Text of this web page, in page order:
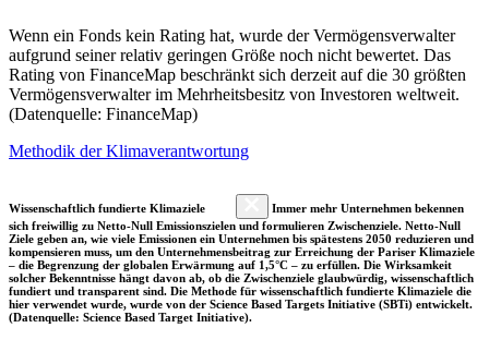
Wenn ein Fonds kein Rating hat, wurde der Vermögensverwalter
aufgrund seiner relativ geringen Größe noch nicht bewertet. Das
Rating von FinanceMap beschränkt sich derzeit auf die 30 größten
Vermögensverwalter im Mehrheitsbesitz von Investoren weltweit.
(Datenquelle: FinanceMap)
Methodik der Klimaverantwortung
Wissenschaftlich fundierte Klimaziele
Immer mehr Unternehmen bekennen
sich freiwillig zu Netto-Null Emissionszielen und formulieren Zwischenziele. Netto-Null
Ziele geben an, wie viele Emissionen ein Unternehmen bis spätestens 2050 reduzieren und
kompensieren muss, um den Unternehmensbeitrag zur Erreichung der Pariser Klimaziele
– die Begrenzung der globalen Erwärmung auf 1,5°C – zu erfüllen. Die Wirksamkeit
solcher Bekenntnisse hängt davon ab, ob die Zwischenziele glaubwürdig, wissenschaftlich
fundiert und transparent sind. Die Methode für wissenschaftlich fundierte Klimaziele die
hier verwendet wurde, wurde von der Science Based Targets Initiative (SBTi) entwickelt.
(Datenquelle: Science Based Target Initiative).